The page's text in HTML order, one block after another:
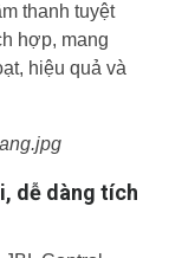
thanh tuyệt
hợp, mang
hiệu quả và
dễ dàng tích